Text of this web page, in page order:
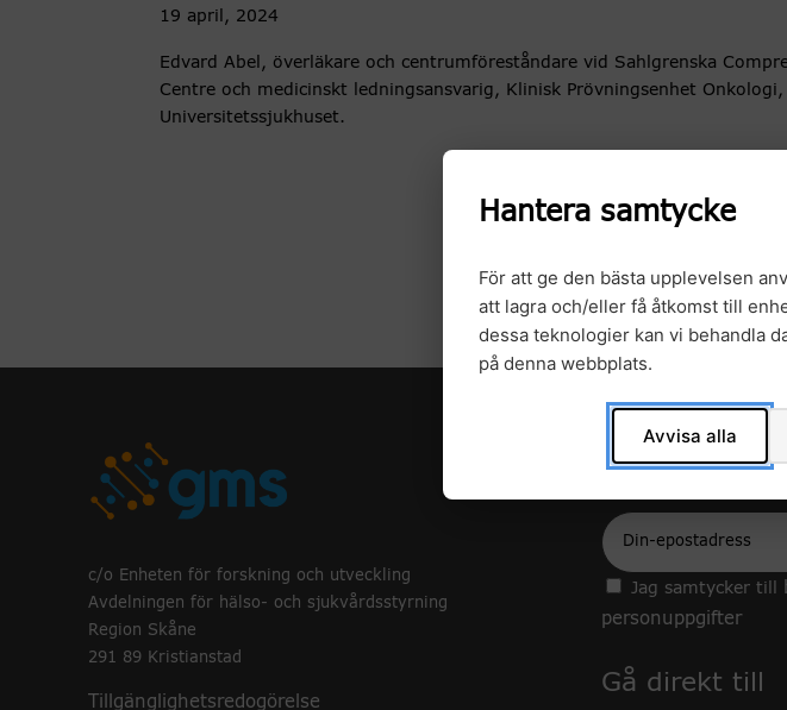
19 april, 2024
Edvard Abel, överläkare och centrumföreståndare vid Sahlgrenska
Centre och medicinskt ledningsansvarig, Klinisk Prövningsenhet Onkologi,
Universitetssjukhuset.
c/o Enheten för forskning och utveckling
Avdelningen för hälso- och sjukvårdsstyrning
Region Skåne
291 89 Kristianstad
Tillgänglighetsredogörelse
Anmäl dig till
Epost
Jag samtycker till
personuppgifter
Gå direkt till
Hantera samtycke
För att ge den bästa upplevelsen
att lagra och/eller få åtkomst till
dessa teknologier kan vi behandla
på denna webbplats.
Avvisa alla